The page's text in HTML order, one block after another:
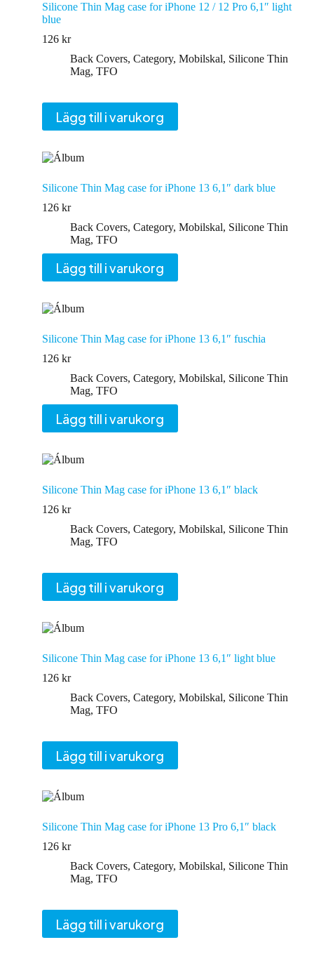
Silicone Thin Mag case for iPhone 12 / 12 Pro 6,1″ light
blue
126 kr
Back Covers, Category, Mobilskal, Silicone Thin
Mag, TFO
Lägg till i varukorg
Silicone Thin Mag case for iPhone 13 6,1″ dark blue
126 kr
Back Covers, Category, Mobilskal, Silicone Thin
Mag, TFO
Lägg till i varukorg
Silicone Thin Mag case for iPhone 13 6,1″ fuschia
126 kr
Back Covers, Category, Mobilskal, Silicone Thin
Mag, TFO
Lägg till i varukorg
Silicone Thin Mag case for iPhone 13 6,1″ black
126 kr
Back Covers, Category, Mobilskal, Silicone Thin
Mag, TFO
Lägg till i varukorg
Silicone Thin Mag case for iPhone 13 6,1″ light blue
126 kr
Back Covers, Category, Mobilskal, Silicone Thin
Mag, TFO
Lägg till i varukorg
Silicone Thin Mag case for iPhone 13 Pro 6,1″ black
126 kr
Back Covers, Category, Mobilskal, Silicone Thin
Mag, TFO
Lägg till i varukorg